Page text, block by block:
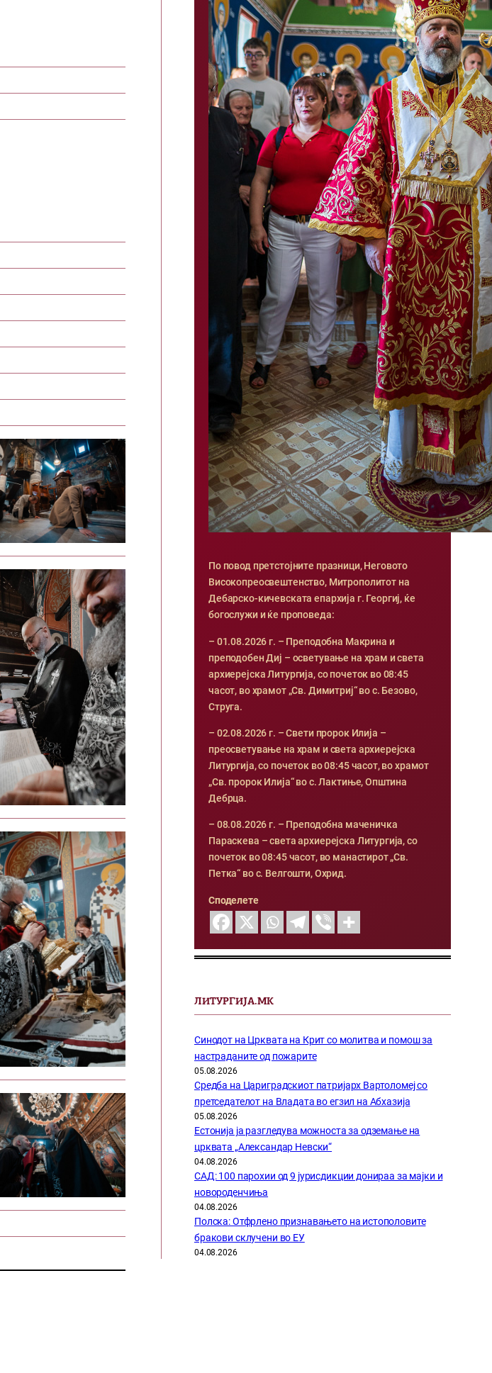
По повод претстојните празници, Неговото
Високопреосвештенство, Митрополитот на
Дебарско-кичевската епархија г. Георгиј, ќе
богослужи и ќе проповеда:
– 01.08.2026 г. – Преподобна Макрина и
преподобен Диј – осветување на храм и света
архиерејска Литургија, со почеток во 08:45
часот, во храмот „Св. Димитриј“ во с. Безово,
Струга.
– 02.08.2026 г. – Свети пророк Илија –
преосветување на храм и света архиерејска
Литургија, со почеток во 08:45 часот, во храмот
„Св. пророк Илија“ во с. Лактиње, Општина
Дебрца.
– 08.08.2026 г. – Преподобна маченичка
Параскева – света архиерејска Литургија, со
почеток во 08:45 часот, во манастирот „Св.
Петка“ во с. Велгошти, Охрид.
Споделете
ЛИТУРГИЈА.МК
Синодот на Црквата на Крит со молитва и помош за
настраданите од пожарите
05.08.2026
Средба на Цариградскиот патријарх Вартоломеј со
претседателот на Владата во егзил на Абхазија
05.08.2026
Естонија ја разгледува можноста за одземање на
црквата „Александар Невски“
04.08.2026
САД: 100 парохии од 9 јурисдикции донираа за мајки и
новороденчиња
04.08.2026
Полска: Отфрлено признавањето на истополовите
бракови склучени во ЕУ
04.08.2026